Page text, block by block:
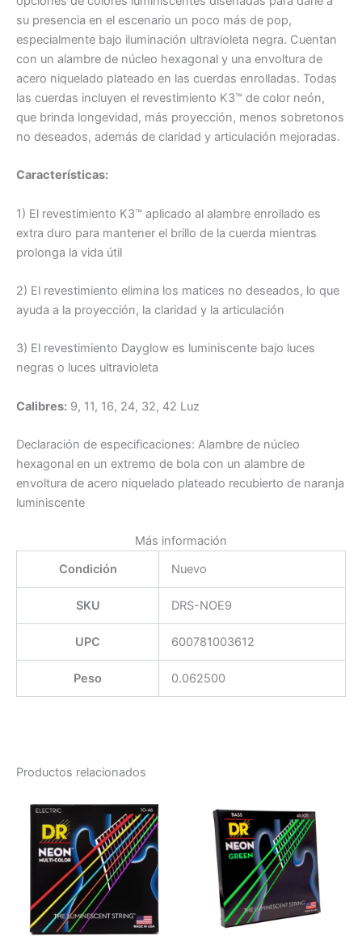
su presencia en el escenario un poco más de pop,
especialmente bajo iluminación ultravioleta negra. Cuentan
con un alambre de núcleo hexagonal y una envoltura de
acero niquelado plateado en las cuerdas enrolladas. Todas
las cuerdas incluyen el revestimiento K3™ de color neón,
que brinda longevidad, más proyección, menos sobretonos
no deseados, además de claridad y articulación mejoradas.
Características:
1) El revestimiento K3™ aplicado al alambre enrollado es
extra duro para mantener el brillo de la cuerda mientras
prolonga la vida útil
2) El revestimiento elimina los matices no deseados, lo que
ayuda a la proyección, la claridad y la articulación
3) El revestimiento Dayglow es luminiscente bajo luces
negras o luces ultravioleta
Calibres: 9, 11, 16, 24, 32, 42 Luz
Declaración de especificaciones: Alambre de núcleo
hexagonal en un extremo de bola con un alambre de
envoltura de acero niquelado plateado recubierto de naranja
luminiscente
Más información
Condición
Nuevo
SKU DRS-NOE9
UPC 600781003612
Peso 0.062500
Productos relacionados